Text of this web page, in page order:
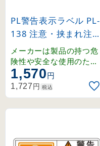
PL警告表示ラベル PL-
138 注意・挟まれ注意
・手を入れるな 大 (20
1138)
メーカーは製品の持つ危
険性や安全な使用のため
の指示に関わる正しい警
告を、ユーザーに提供す
る義務があり、その内容
1,570円
1,727円 税込